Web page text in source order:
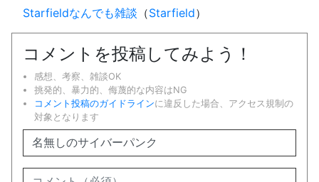
Starfieldなんでも雑談 （Starfield）
コメントを投稿してみよう！
感想、考察、雑談OK
挑発的、暴力的、侮蔑的な内容はNG
コメント投稿のガイドラインに違反した場合、アクセス規制の
対象となります